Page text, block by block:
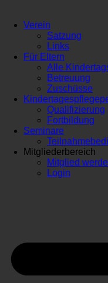
Verein
Satzung
Links
Für Eltern
Alle
Betreuung
Zuschüsse
Qualifizierung
Fortbildung
Seminare
Mitgliederbereich
Mitglied
Login